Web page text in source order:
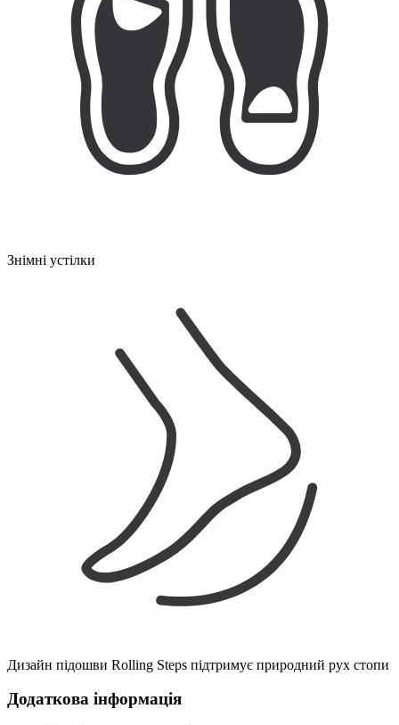
Знімні устілки
Дизайн підошви Rolling Steps підтримує природний рух стопи
Додаткова інформація